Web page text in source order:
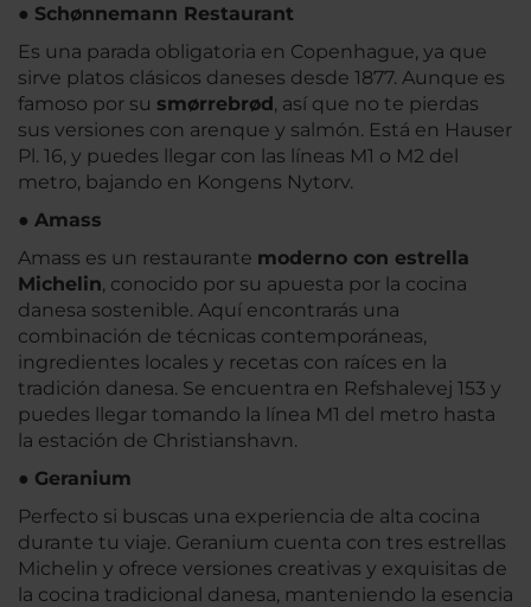
● Schønnemann Restaurant
Es una parada obligatoria en Copenhague, ya que
sirve platos clásicos daneses desde 1877. Aunque es
famoso por su smørrebrød, así que no te pierdas
sus versiones con arenque y salmón. Está en Hauser
Pl. 16, y puedes llegar con las líneas M1 o M2 del
metro, bajando en Kongens Nytorv.
● Amass
Amass es un restaurante moderno con estrella
Michelin, conocido por su apuesta por la cocina
danesa sostenible. Aquí encontrarás una
combinación de técnicas contemporáneas,
ingredientes locales y recetas con raíces en la
tradición danesa. Se encuentra en Refshalevej 153 y
puedes llegar tomando la línea M1 del metro hasta
la estación de Christianshavn.
● Geranium
Perfecto si buscas una experiencia de alta cocina
durante tu viaje. Geranium cuenta con tres estrellas
Michelin y ofrece versiones creativas y exquisitas de
la cocina tradicional danesa, manteniendo la esencia